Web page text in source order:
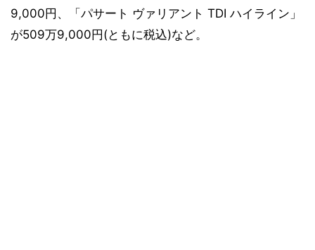
9,000円、「パサート ヴァリアント TDI ハイライン」
が509万9,000円(ともに税込)など。